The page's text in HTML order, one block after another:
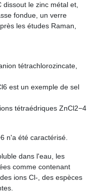
le zinc métal et,
fondue, un verre
les études Raman,
tétrachlorozincate,
est un exemple de sel
tétraédriques ZnCl2−4
n'a été caractérisé.
dans l'eau, les
comme contenant
ions Cl-, des espèces